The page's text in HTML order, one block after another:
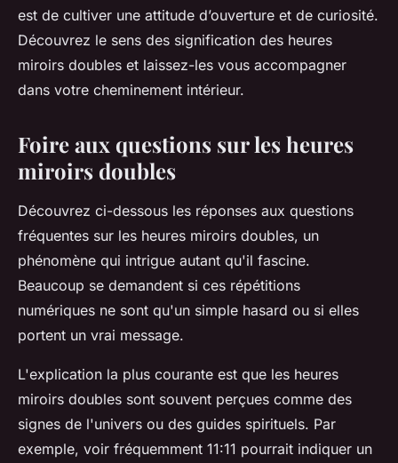
est de cultiver une attitude d’ouverture et de curiosité.
Découvrez le sens des signification des heures
miroirs doubles et laissez-les vous accompagner
dans votre cheminement intérieur.
Foire aux questions sur les heures
miroirs doubles
Découvrez ci-dessous les réponses aux questions
fréquentes sur les heures miroirs doubles, un
phénomène qui intrigue autant qu'il fascine.
Beaucoup se demandent si ces répétitions
numériques ne sont qu'un simple hasard ou si elles
portent un vrai message.
L'explication la plus courante est que les heures
miroirs doubles sont souvent perçues comme des
signes de l'univers ou des guides spirituels. Par
exemple, voir fréquemment 11:11 pourrait indiquer un